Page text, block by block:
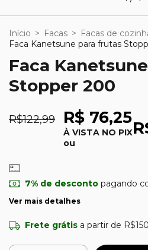
Início > Facas > Facas de
Faca Kanetsune para frutas
Faca
Stopper 200
R$122,99 R$ 76,25
À VISTA NO PIX
ou
7% de descontopagando
Ver mais detalhes
Frete grátis a partir de